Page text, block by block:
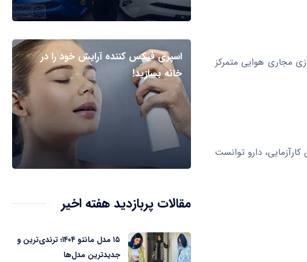
مجاری هوایی متمرکز
بیمار بزرگسال و ۴۱ بیمار نوجوان می‌شد. در این کارآزمایی، دارو توانست
اسپری فیکس کننده آرایش خود را در
خانه بسازید!
مقالات پربازدید هفته اخیر
۱۵ مدل مانتو ۱۴۰۴؛ ترندی‌ترین و
جدیدترین مدل‌ها